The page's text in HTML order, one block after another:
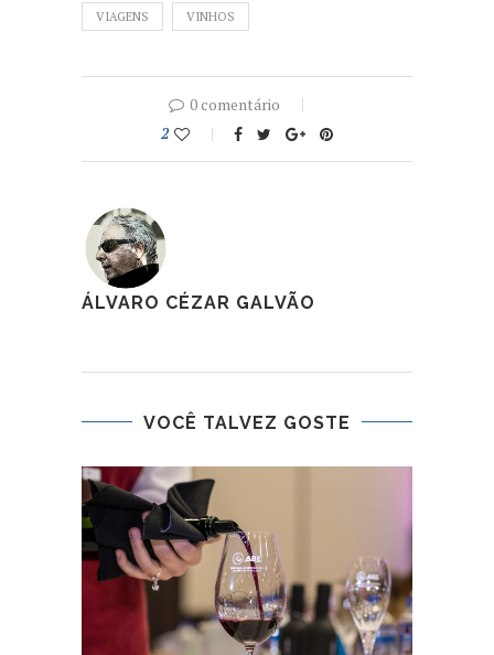
VIAGENS VINHOS
0 comentário
2
ÁLVARO CÉZAR GALVÃO
VOCÊ TALVEZ GOSTE